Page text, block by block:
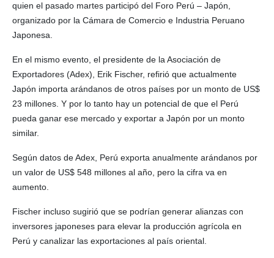
quien el pasado martes participó del Foro Perú – Japón,
organizado por la Cámara de Comercio e Industria Peruano
Japonesa.
En el mismo evento, el presidente de la Asociación de
Exportadores (Adex), Erik Fischer, refirió que actualmente
Japón importa arándanos de otros países por un monto de US$
23 millones. Y por lo tanto hay un potencial de que el Perú
pueda ganar ese mercado y exportar a Japón por un monto
similar.
Según datos de Adex, Perú exporta anualmente arándanos por
un valor de US$ 548 millones al año, pero la cifra va en
aumento.
Fischer incluso sugirió que se podrían generar alianzas con
inversores japoneses para elevar la producción agrícola en
Perú y canalizar las exportaciones al país oriental.